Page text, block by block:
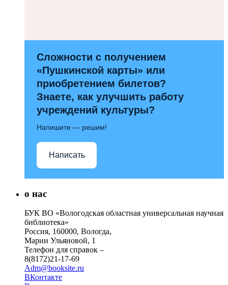
Сложности с получением
«Пушкинской карты» или
приобретением билетов?
Знаете, как улучшить работу
учреждений культуры?
Напишите — решим!
Написать
о нас
БУК ВО «Вологодская областная универсальная научная
библиотека»
Россия, 160000, Вологда,
Марии Ульяновой, 1
Телефон для справок –
8(8172)21-17-69
Adm@booksite.ru
ВКонтакте